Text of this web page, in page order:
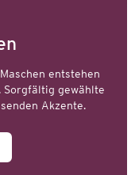
entstehen
Sorgfältig gewählte
Akzente.